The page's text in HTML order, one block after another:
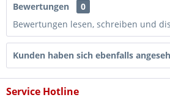
Bewertungen
0
Bewertungen lesen, schreiben und
Kunden haben sich ebenfalls
Service Hotline